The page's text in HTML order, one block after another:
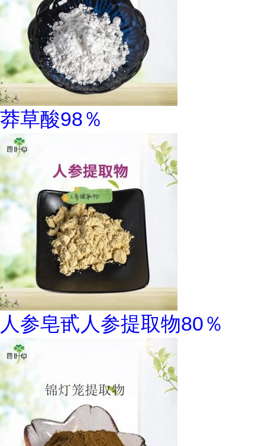
莽草酸98％
人参皂甙人参提取物80％